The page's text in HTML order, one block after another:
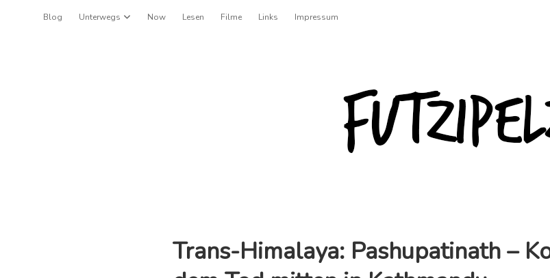
Blog Unterwegs Dropdown-Menü öffnen
Now Lesen Filme Links Impressum
Futzipelz
Trans-Himalaya: Pashupatinath –